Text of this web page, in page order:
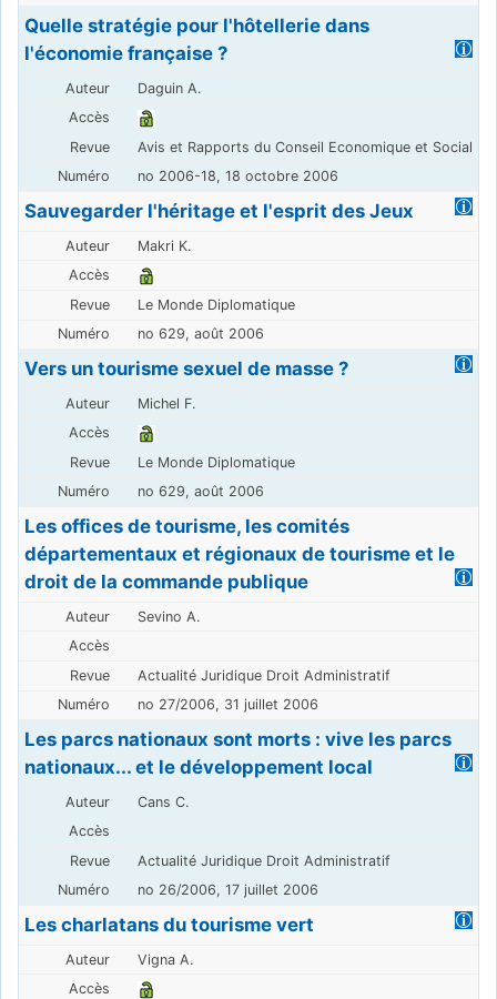
Quelle stratégie pour l'hôtellerie dans
l'économie française ?
Daguin A.
Avis et Rapports du Conseil Economique et Social
no 2006-18, 18 octobre 2006
Sauvegarder l'héritage et l'esprit des Jeux
Makri K.
Le Monde Diplomatique
no 629, août 2006
Vers un tourisme sexuel de masse ?
Michel F.
Le Monde Diplomatique
no 629, août 2006
Les offices de tourisme, les comités
départementaux et régionaux de tourisme et le
droit de la commande publique
Sevino A.
Actualité Juridique Droit Administratif
no 27/2006, 31 juillet 2006
Les parcs nationaux sont morts : vive les parcs
nationaux... et le développement local
Cans C.
Actualité Juridique Droit Administratif
no 26/2006, 17 juillet 2006
Les charlatans du tourisme vert
Vigna A.